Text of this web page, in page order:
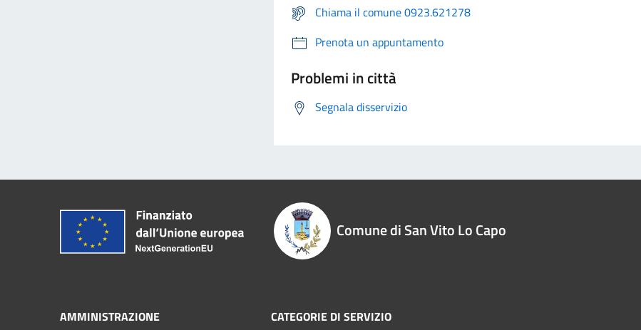
Chiama il comune 0923.621278
Prenota un appuntamento
Problemi in città
Segnala disservizio
Comune di San Vito Lo Capo
AMMINISTRAZIONE CATEGORIE DI SERVIZIO